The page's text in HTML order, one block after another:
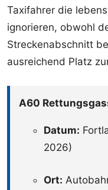
Taxifahrer die
ignorieren, obwohl
Streckenabschnitt
ausreichend Platz
A60
Datum:
2026)
Ort: